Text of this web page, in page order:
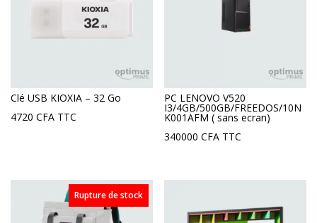
Clé USB KIOXIA – 32 Go
4720 CFA TTC
PC LENOVO V520
I3/4GB/500GB/FREEDOS/10N
K001AFM ( sans ecran)
340000CFA TTC
Rupture de stock